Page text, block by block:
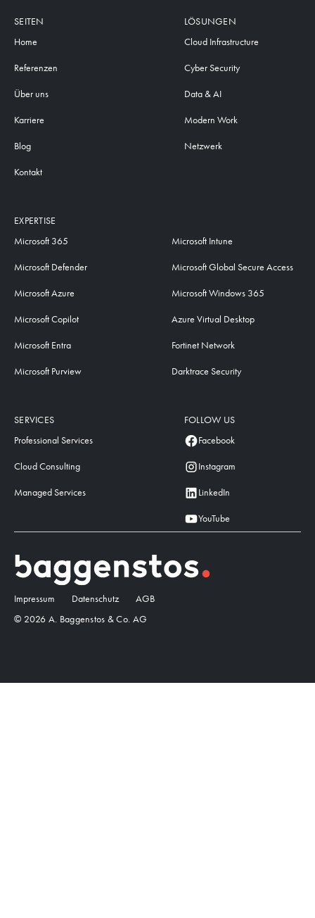
SEITEN
Home
Referenzen
Über uns
Karriere
Blog
Kontakt
LÖSUNGEN
Cloud Infrastructure
Cyber Security
Data & AI
Modern Work
Netzwerk
SERVICES
Professional Services
Cloud Consulting
Managed Services
EXPERTISE
Microsoft 365
Microsoft Defender
Microsoft Azure
Microsoft Copilot
Microsoft Entra
Microsoft Purview
Microsoft Intune
Microsoft Global Secure Access
Microsoft Windows 365
Azure Virtual Desktop
Fortinet Network
Darktrace Security
FOLLOW US
Facebook
Instagram
LinkedIn
YouTube
Impressum Datenschutz
AGB
© 2026 A. Baggenstos & Co. AG